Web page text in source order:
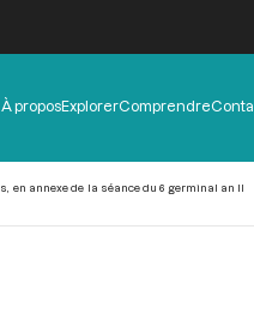
Menu
de
À proposExplorerComprendre
en annexe de la séance du 6 germinal an II